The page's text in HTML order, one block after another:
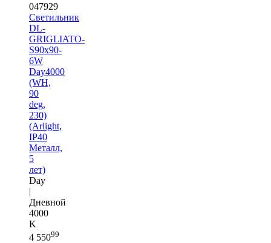
047929
Светильник
DL-
GRIGLIATO-
S90x90-
6W
Day4000
(WH,
90
deg,
230)
(Arlight,
IP40
Металл,
5
лет)
Day
|
Дневной
4000
K
4 55099